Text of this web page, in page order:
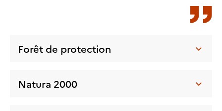
Forêt de protection
Natura 2000